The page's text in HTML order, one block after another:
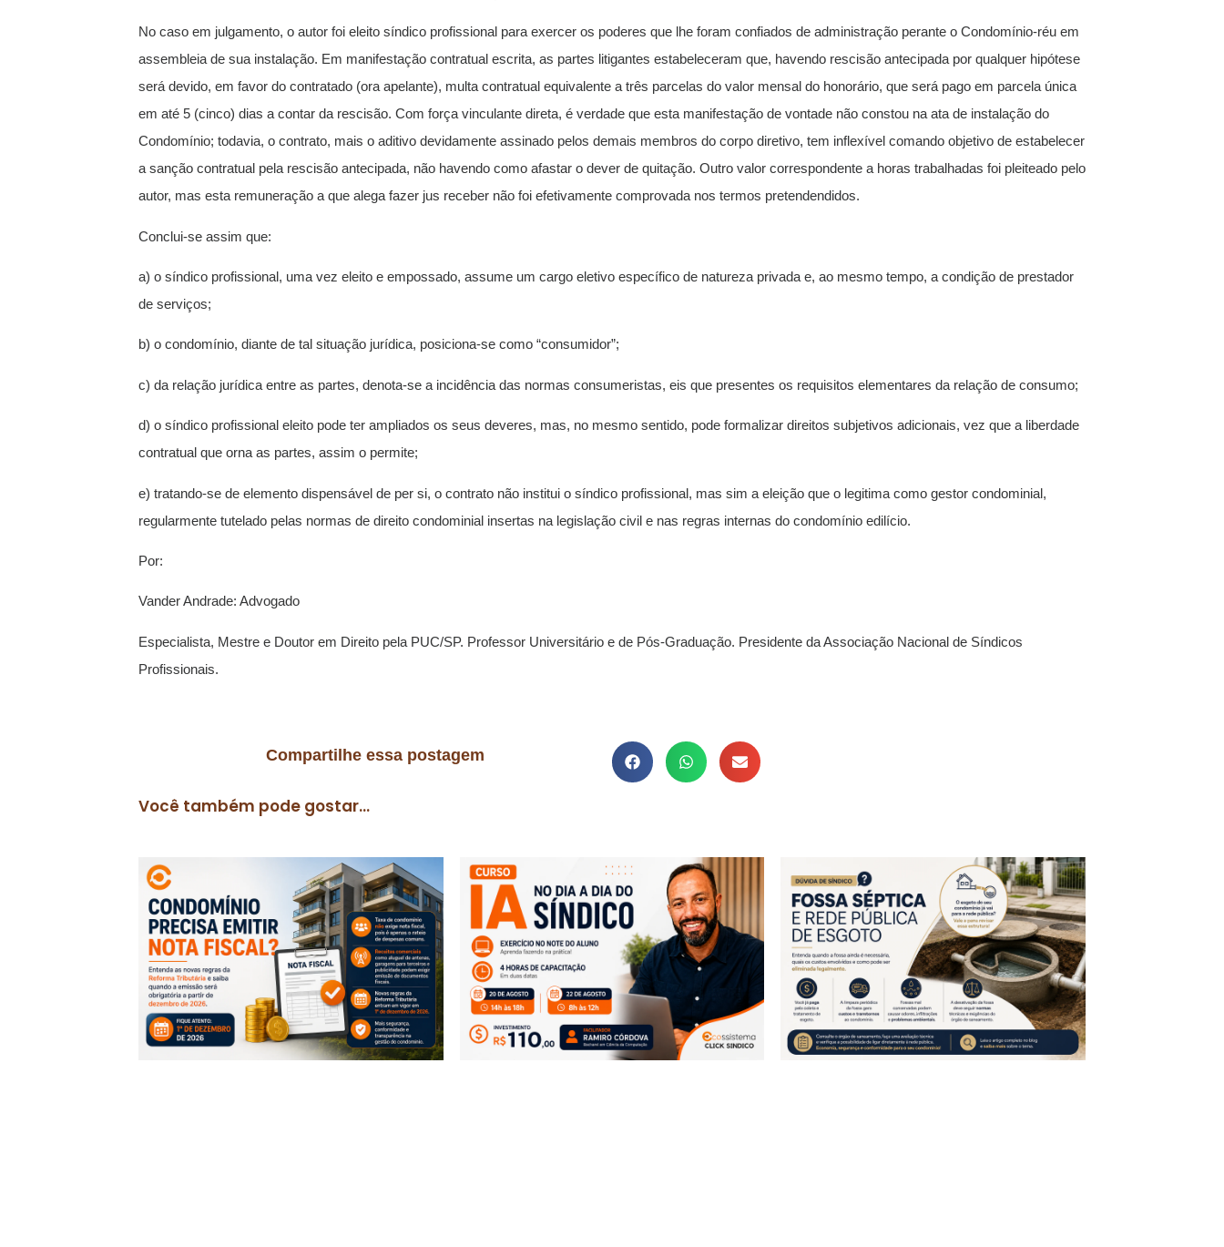
No caso em julgamento, o autor foi eleito síndico profissional para exercer os poderes que lhe foram confiados de administração perante o Condomínio-réu em
assembleia de sua instalação. Em manifestação contratual escrita, as partes litigantes estabeleceram que, havendo rescisão antecipada por qualquer hipótese
será devido, em favor do contratado (ora apelante), multa contratual equivalente a três parcelas do valor mensal do honorário, que será pago em parcela única
em até 5 (cinco) dias a contar da rescisão. Com força vinculante direta, é verdade que esta manifestação de vontade não constou na ata de instalação do
Condomínio; todavia, o contrato, mais o aditivo devidamente assinado pelos demais membros do corpo diretivo, tem inflexível comando objetivo de estabelecer
a sanção contratual pela rescisão antecipada, não havendo como afastar o dever de quitação. Outro valor correspondente a horas trabalhadas foi pleiteado pelo
autor, mas esta remuneração a que alega fazer jus receber não foi efetivamente comprovada nos termos pretendendidos.
Conclui-se assim que:
a) o síndico profissional, uma vez eleito e empossado, assume um cargo eletivo específico de natureza privada e, ao mesmo tempo, a condição de prestador
de serviços;
b) o condomínio, diante de tal situação jurídica, posiciona-se como “consumidor”;
c) da relação jurídica entre as partes, denota-se a incidência das normas consumeristas, eis que presentes os requisitos elementares da relação de consumo;
d) o síndico profissional eleito pode ter ampliados os seus deveres, mas, no mesmo sentido, pode formalizar direitos subjetivos adicionais, vez que a liberdade
contratual que orna as partes, assim o permite;
e) tratando-se de elemento dispensável de per si, o contrato não institui o síndico profissional, mas sim a eleição que o legitima como gestor condominial,
regularmente tutelado pelas normas de direito condominial insertas na legislação civil e nas regras internas do condomínio edilício.
Por:
Vander Andrade: Advogado
Especialista, Mestre e Doutor em Direito pela PUC/SP. Professor Universitário e de Pós-Graduação. Presidente da Associação Nacional de Síndicos
Profissionais.
Compartilhe essa postagem
Você também pode gostar...